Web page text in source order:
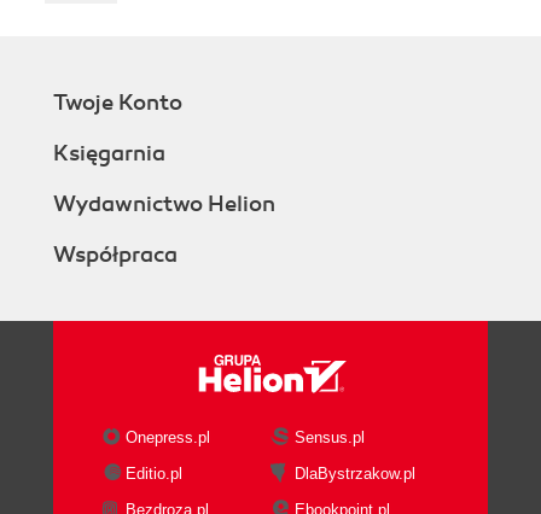
Twoje Konto
Księgarnia
Wydawnictwo Helion
Współpraca
Onepress.pl
Sensus.pl
Editio.pl
DlaBystrzakow.pl
Bezdroza.pl
Ebookpoint.pl